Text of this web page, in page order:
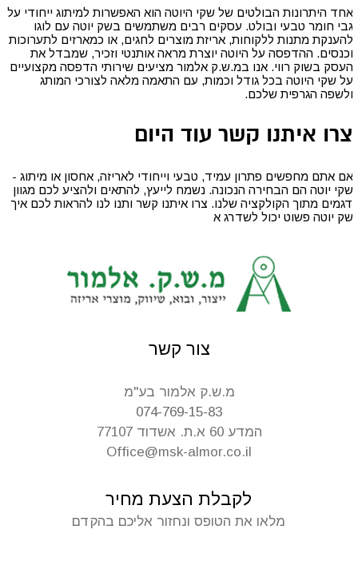
אחד היתרונות הבולטים של שקי היוטה הוא האפשרות למיתוג ייחודי על
גבי חומר טבעי ובולט. עסקים רבים משתמשים בשק יוטה עם לוגו
להענקת מתנות ללקוחות, אריזת מוצרים לחגים, או כמארזים לתערוכות
וכנסים. ההדפסה על היוטה יוצרת מראה אותנטי וזכיר, שמבדל את
העסק בשוק רווי. אנו במ.ש.ק אלמור מציעים שירותי הדפסה מקצועיים
על שקי היוטה בכל גודל וכמות, עם התאמה מלאה לצורכי המותג
ולשפה הגרפית שלכם.
צרו איתנו קשר עוד היום
אם אתם מחפשים פתרון עמיד, טבעי וייחודי לאריזה, אחסון או מיתוג -
שקי יוטה הם הבחירה הנכונה. נשמח לייעץ, להתאים ולהציע לכם מגוון
דגמים מתוך הקולקציה שלנו. צרו איתנו קשר ותנו לנו להראות לכם איך
שק יוטה פשוט יכול לשדרג א
צור קשר
מ.ש.ק אלמור בע"מ
Office@msk-almor.co.il
המדע 60 א.ת. אשדוד 77107
074-769-15-83
לקבלת הצעת מחיר
מלאו את הטופס ונחזור אליכם בהקדם